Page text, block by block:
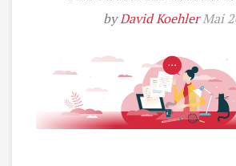
byDavid Koehler Mai